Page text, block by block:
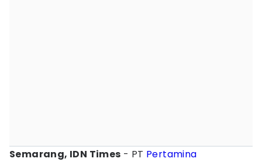
Semarang, IDN Times - PT Pertamina